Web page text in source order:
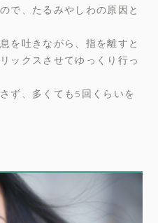
で、たるみやしわの原因と
を吐きながら、指を離すと
ックスさせてゆっくり行っ
ず、多くても5回くらいを